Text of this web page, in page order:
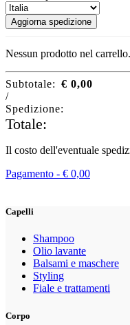
Aggiorna spedizione
Nessun prodotto nel carrello.
Subtotale: € 0,00
/
Spedizione:
Totale:
Il costo dell'eventuale
Pagamento - € 0,00
Capelli
Shampoo
Olio lavante
Balsami e maschere
Styling
Fiale e trattamenti
Corpo